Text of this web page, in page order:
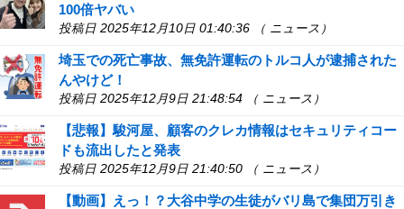
100倍ヤバい
投稿日 2025年12月10日 01:40:36 （ ニュース）
埼玉での死亡事故、無免許運転のトルコ人が逮捕された
んやけど！
投稿日 2025年12月9日 21:48:54 （ ニュース）
【悲報】駿河屋、顧客のクレカ情報はセキュリティコー
ドも流出したと発表
投稿日 2025年12月9日 21:40:50 （ ニュース）
【動画】えっ！？大谷中学の生徒がバリ島で集団万引き